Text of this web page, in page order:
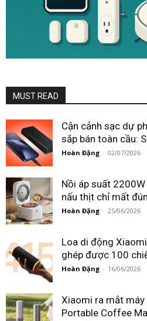
MUST READ
Cận cảnh sạc dự
sắp bán toàn cầu:
Hoàn Đặng - 02/07/2026
Nồi áp suất
nấu thịt chỉ mất
Hoàn Đặng - 25/06/2026
Loa di động
ghép được 100
Hoàn Đặng - 16/06/2026
Xiaomi ra mắt
Portable Coffee